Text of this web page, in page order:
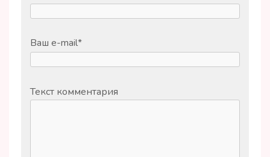
Ваш e-mail*
Текст комментария